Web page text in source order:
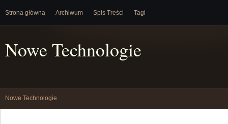
Strona główna Archiwum Spis Treści Tagi
Nowe Technologie
Nowe Technologie